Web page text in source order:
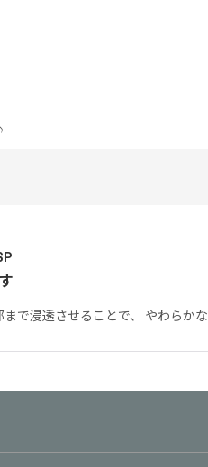
で浸透させることで、 やわらか